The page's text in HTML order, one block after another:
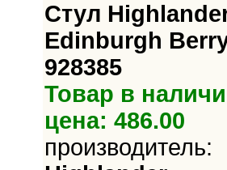
Стул
Edinburgh
928385
Товар в
цена: 486.00
производитель: